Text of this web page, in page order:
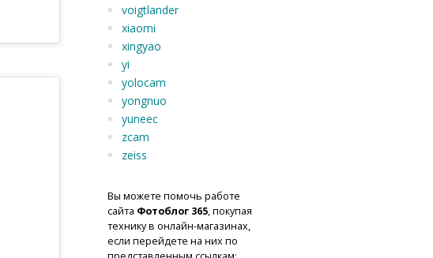
voigtlander
xiaomi
xingyao
yi
yolocam
yongnuo
yuneec
zcam
zeiss
Вы можете помочь работе
сайта Фотоблог 365, покупая
технику в онлайн-магазинах,
если перейдете на них по